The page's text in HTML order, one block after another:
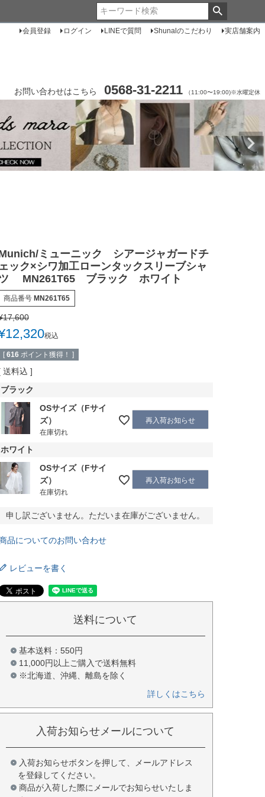
会員登録 ログイン LINEで質問 Shunalのこだわり 実店舗案内
お問い合わせはこちら 0568-31-2211 （11:00〜19:00)※水曜定休
ミューニック シアージャガードチ
ック×シワ加工ローンタックスリーブシャ
MN261T65 ブラック ホワイト
商品番号 MN261T65
17,600
12,320税込
[ 616 ポイント獲得！ ]
送料込
ブラック
OSサイズ（Fサイ
ズ）
在庫切れ
再入荷お知らせ
ホワイト
OSサイズ（Fサイ
ズ）
在庫切れ
再入荷お知らせ
申し訳ございません。ただいま在庫がございません。
品についてのお問い合わせ
レビューを書く
送料について
基本送料：550円
11,000円以上ご購入で送料無料
※北海道、沖縄、離島を除く
詳しくはこちら
入荷お知らせメールについて
入荷お知らせボタンを押して、メールアドレス
を登録してください。
商品が入荷した際にメールでお知らせいたしま